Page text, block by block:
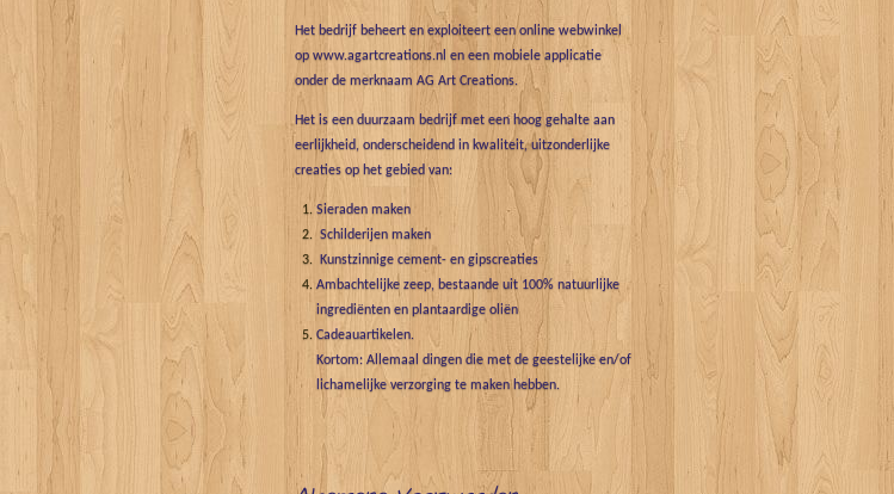
Het bedrijf beheert en exploiteert een online webwinkel
op www.agartcreations.nl en een mobiele applicatie
onder de merknaam AG Art Creations.
Het is een duurzaam bedrijf met een hoog gehalte aan
eerlijkheid, onderscheidend in kwaliteit, uitzonderlijke
creaties op het gebied van:
Sieraden maken
Schilderijen maken
Kunstzinnige cement- en gipscreaties
Ambachtelijke zeep, bestaande uit 100% natuurlijke
ingrediënten en plantaardige oliën
Cadeauartikelen.
Kortom: Allemaal dingen die met de geestelijke en/of
lichamelijke verzorging te maken hebben.